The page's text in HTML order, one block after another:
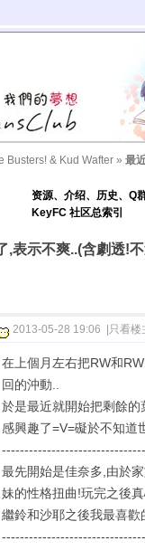
Busters! & Kud Wafter » 最
资源、介绍、历史、Q
KeyFC 社区总索引
,表示不爽..(含劇透!
2013-05-28 19:06 只看楼
在上個月左右把RW和
回的沖動..
於是最近就開始把剩餘
感興趣了=V=礙於不知道
最先開始是佳奈多,由於
妹的性格扭曲!玩完之後
繼鈴和沙耶之後我最喜歡